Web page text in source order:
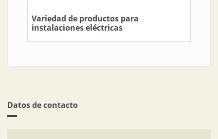
Variedad de productos para
instalaciones eléctricas
Datos de contacto